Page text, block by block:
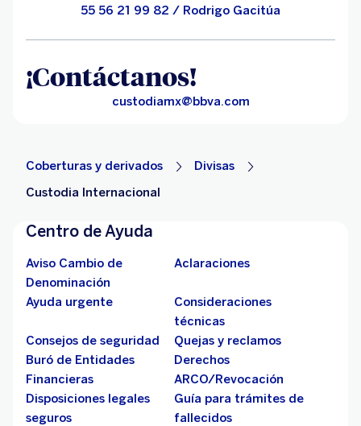
55 56 21 99 82 / Rodrigo Gacitúa
¡Contáctanos!
custodiamx@bbva.com
Coberturas y derivados
Divisas
Custodia Internacional
Centro de Ayuda
Aviso Cambio de
Denominación
Aclaraciones
Ayuda urgente
Consideraciones
técnicas
Consejos de seguridad
Quejas y reclamos
Buró de Entidades
Financieras
Derechos
ARCO/Revocación
Disposiciones legales
seguros
Guía para trámites de
fallecidos